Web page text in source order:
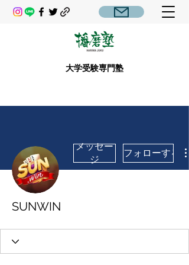
大学受験専門塾
メッセー
ジ
フォローする
SUNWIN